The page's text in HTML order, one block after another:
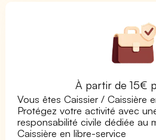
À partir de 15€
Vous êtes Caissier / Caissière
Protégez votre activité avec
responsabilité civile dédiée au
Caissière en libre-service